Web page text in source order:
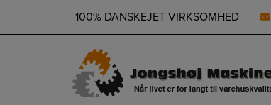
100% DANSKEJET VIRKSOMHED